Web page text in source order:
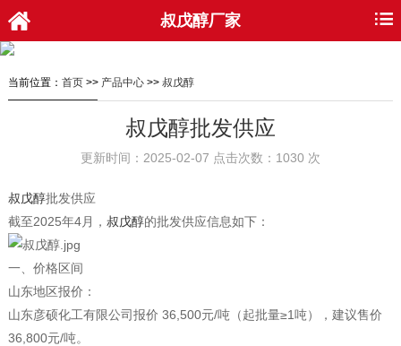
叔戊醇厂家
当前位置： 首页>> 产品中心>> 叔戊醇
叔戊醇批发供应
更新时间：2025-02-07 点击次数：1030 次
叔戊醇批发供应
截至2025年4月， 叔戊醇的批发供应信息如下：
一、价格区间
山东地区报价‌：
山东彦硕化工有限公司报价 ‌36,500元/吨‌（起批量≥1吨），建议售价
36,800元/吨‌。